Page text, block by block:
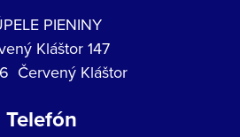
PIENINY
Kláštor 147
Červený Kláštor
Telefón